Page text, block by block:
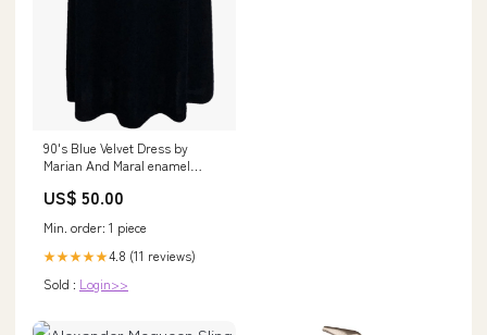
90's Blue Velvet Dress by
Marian And Maral enamel
US$ 50.00
Min. order: 1 piece
★★★★★4.8 (11 reviews)
Sold : Login>>